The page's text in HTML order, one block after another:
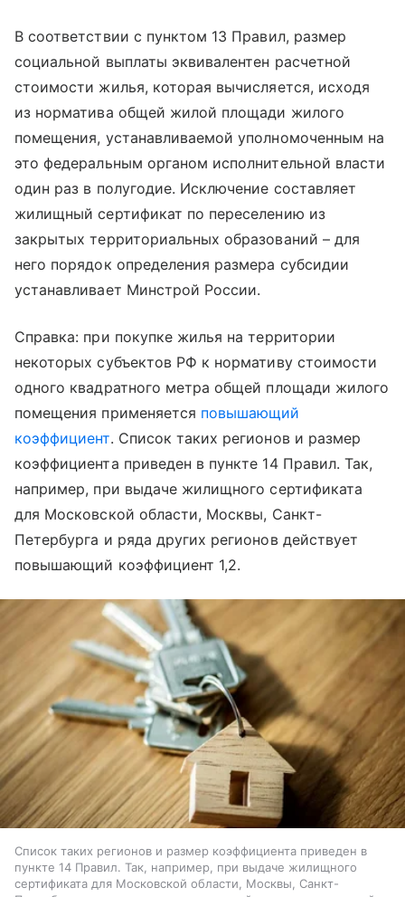
В соответствии с пунктом 13 Правил, размер
социальной выплаты эквивалентен расчетной
стоимости жилья, которая вычисляется, исходя
из норматива общей жилой площади жилого
помещения, устанавливаемой уполномоченным на
это федеральным органом исполнительной власти
один раз в полугодие. Исключение составляет
жилищный сертификат по переселению из
закрытых территориальных образований – для
него порядок определения размера субсидии
устанавливает Минстрой России.
Справка: при покупке жилья на территории
некоторых субъектов РФ к нормативу стоимости
одного квадратного метра общей площади жилого
помещения применяется повышающий
коэффициент. Список таких регионов и размер
коэффициента приведен в пункте 14 Правил. Так,
например, при выдаче жилищного сертификата
для Московской области, Москвы, Санкт-
Петербурга и ряда других регионов действует
повышающий коэффициент 1,2.
Список таких регионов и размер коэффициента приведен в
пункте 14 Правил. Так, например, при выдаче жилищного
сертификата для Московской области, Москвы, Санкт-